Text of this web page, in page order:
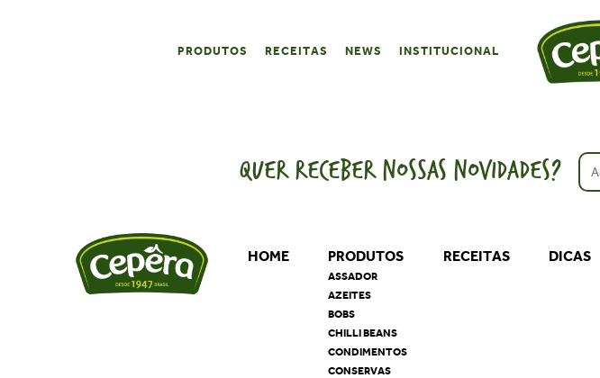
PRODUTOS RECEITAS NEWS INSTITUCIONAL
QUER RECEBER NOSSAS NOVIDADES?
HOME PRODUTOS
ASSADOR
AZEITES
BOBS
CHILLI BEANS
CONDIMENTOS
CONSERVAS
RECEITAS DICAS